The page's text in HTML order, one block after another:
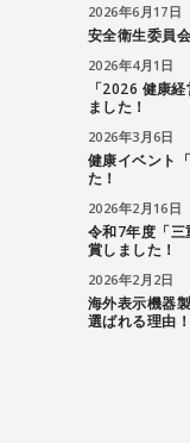
2026年6月17日
安全衛生委員
2026年4月1日
「2026 健康
ました！
2026年3月6日
健康イベント
た！
2026年2月16日
令和7年度「三
賞しました！
2026年2月2日
海外表示機器
選ばれる理由！